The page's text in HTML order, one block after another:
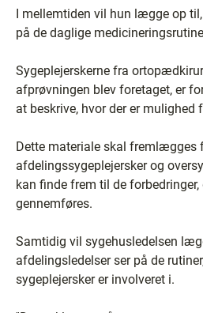
I mellemtiden vil hun lægge op
på de daglige
Sygeplejerskerne fra
afprøvningen blev foretaget, er
at beskrive, hvor der er mulighed
Dette materiale skal fremlægges
afdelingssygeplejersker og
kan finde frem til de
gennemføres.
Samtidig vil sygehusledelsen
afdelingsledelser ser på de
sygeplejersker er involveret i.